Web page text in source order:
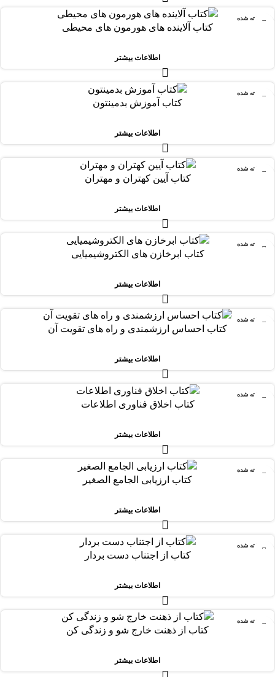
فروخته شده
کتاب آلاینده های هورمون های محیطی
اطلاعات بیشتر
فروخته شده
کتاب آموزش بدمینتون
اطلاعات بیشتر
فروخته شده
کتاب آیین کهتران و مهتران
اطلاعات بیشتر
فروخته شده
کتاب ابرخازن های الکتروشیمیایی
اطلاعات بیشتر
فروخته شده
کتاب احساس ارزشمندی و راه های تقویت آن
اطلاعات بیشتر
فروخته شده
کتاب اخلاق فناوری اطلاعات
اطلاعات بیشتر
فروخته شده
کتاب ارزیابی الجامع الصغیر
اطلاعات بیشتر
فروخته شده
کتاب از اجتناب دست بردار
اطلاعات بیشتر
فروخته شده
کتاب از ذهنت خارج شو و زندگی کن
اطلاعات بیشتر